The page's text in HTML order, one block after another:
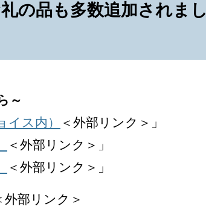
の品も多数追加されまし
～
ス内） ＜外部リンク＞ 」
＜外部リンク＞ 」
＜外部リンク＞ 」
外部リンク＞